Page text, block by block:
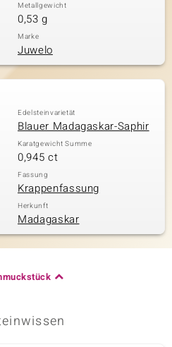
Metallgewicht
0,53 g
Marke
Juwelo
Edelsteinvarietät
Blauer Madagaskar-Saphir
Karatgewicht Summe
0,945 ct
Fassung
Krappenfassung
Herkunft
Madagaskar